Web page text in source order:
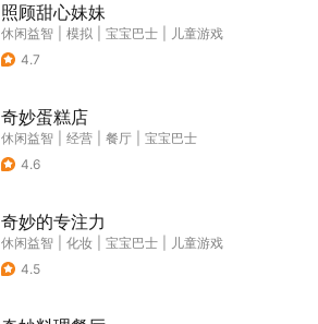
照顾甜心妹妹
休闲益智 模拟 宝宝巴士
儿童游戏
4.7
奇妙蛋糕店
休闲益智 经营 餐厅
宝宝巴士
4.6
奇妙的专注力
休闲益智 化妆 宝宝巴士
儿童游戏
4.5